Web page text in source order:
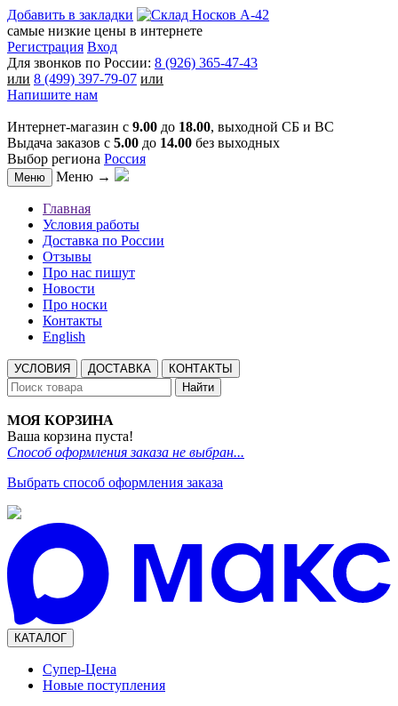
Добавить в закладки
самые низкие цены в интернете
Регистрация Вход
Для звонков по России: 8 (926) 365-47-43
или 8 (499) 397-79-07 или
Напишите нам
Интернет-магазин с 9.00 до 18.00, выходной СБ и ВС
Выдача заказов с 5.00 до 14.00 без выходных
Выбор региона Россия
Меню Меню →
Главная
Условия работы
Доставка по России
Отзывы
Про нас пишут
Новости
Про носки
Контакты
English
УСЛОВИЯ ДОСТАВКА
КОНТАКТЫ
Найти
МОЯ КОРЗИНА
Ваша корзина пуста!
Способ оформления заказа не выбран...
Выбрать способ оформления заказа
КАТАЛОГ
Супер-Цена
Новые поступления